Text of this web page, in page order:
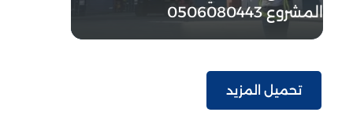
المشروع 0506080443
تحميل المزيد